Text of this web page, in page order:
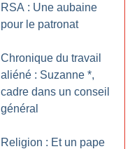
RSA : Une aubaine
pour le patronat
Chronique du travail
aliéné : Suzanne *,
cadre dans un conseil
général
Religion : Et un pape